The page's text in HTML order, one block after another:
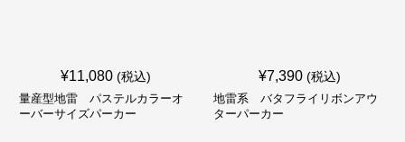
¥11,080 (税込)
量産型地雷 パステルカラーオ
ーバーサイズパーカー
¥7,390 (税込)
地雷系 バタフライリボンアウ
ターパーカー